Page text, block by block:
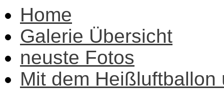
Home
Galerie Übersicht
neuste Fotos
Mit dem Heißluftballon